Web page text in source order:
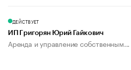
ДЕЙСТВУЕТ
ИП Григорян Юрий Гайкович
Аренда и управление собственным...